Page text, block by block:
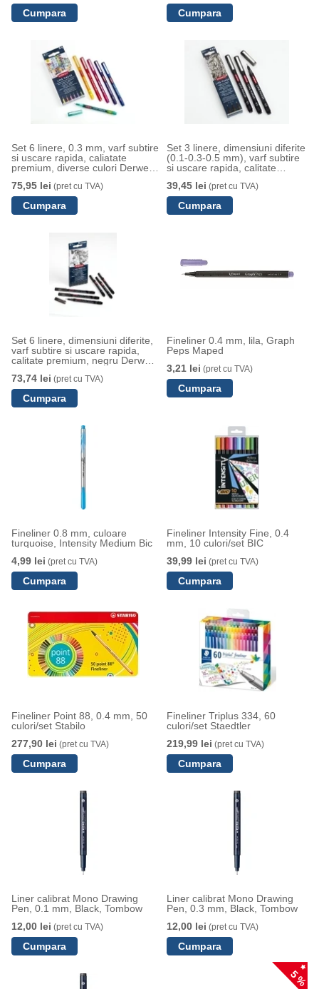
Set 6 linere, 0.3 mm, varf subtire
si uscare rapida, caliatate
premium, diverse culori Derwent
75,95 lei (pret cu TVA)
Set 3 linere, dimensiuni diferite
(0.1-0.3-0.5 mm), varf subtire
si uscare rapida, calitate
Professional
39,45 lei (pret cu TVA)
Set 6 linere, dimensiuni diferite,
varf subtire si uscare rapida,
calitate premium, negru Derwent
73,74 lei (pret cu TVA)
Fineliner 0.4 mm, lila, Graph
Peps Maped
3,21 lei (pret cu TVA)
Fineliner 0.8 mm, culoare
turquoise, Intensity Medium Bic
4,99 lei (pret cu TVA)
Fineliner Intensity Fine, 0.4
mm, 10 culori/set BIC
39,99 lei (pret cu TVA)
Fineliner Point 88, 0.4 mm, 50
culori/set Stabilo
277,90 lei (pret cu TVA)
Fineliner Triplus 334, 60
culori/set Staedtler
219,99 lei (pret cu TVA)
Liner calibrat Mono Drawing
Pen, 0.1 mm, Black, Tombow
12,00 lei (pret cu TVA)
Liner calibrat Mono Drawing
Pen, 0.3 mm, Black, Tombow
12,00 lei (pret cu TVA)
5 %